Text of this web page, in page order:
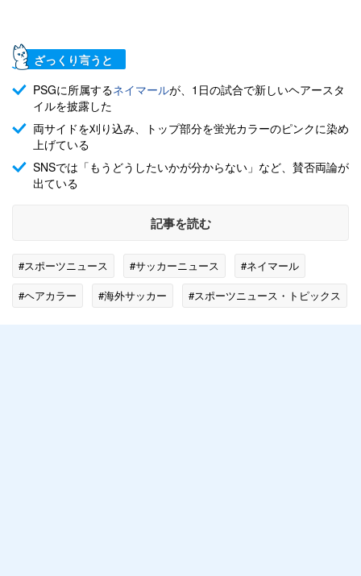
ざっくり言うと
PSGに所属するネイマールが、1日の試合で新しいヘアースタ
イルを披露した
両サイドを刈り込み、トップ部分を蛍光カラーのピンクに染め
上げている
SNSでは「もうどうしたいかが分からない」など、賛否両論が
出ている
記事を読む
#スポーツニュース #サッカーニュース
#ネイマール
#ヘアカラー
#海外サッカー #スポーツニュース・トピックス